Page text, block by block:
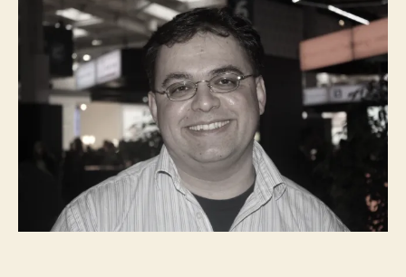
Robert
Basic